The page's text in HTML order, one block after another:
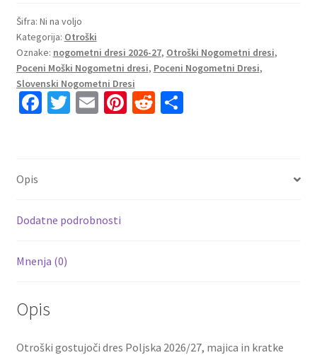
dres
Poljska
Gostujoči
2026/27
+
Kratke
Šifra: Ni na voljo
Kategorija: Otroški
Oznake: nogometni dresi 2026-27, Otroški Nogometni dresi,
Poceni Moški Nogometni dresi, Poceni Nogometni Dresi,
Slovenski Nogometni Dresi
Fa
k
T E Pi R S
Opis
Dodatne podrobnosti
Mnenja (0)
Opis
Otroški gostujoči dres Poljska 2026/27, majica in kratke